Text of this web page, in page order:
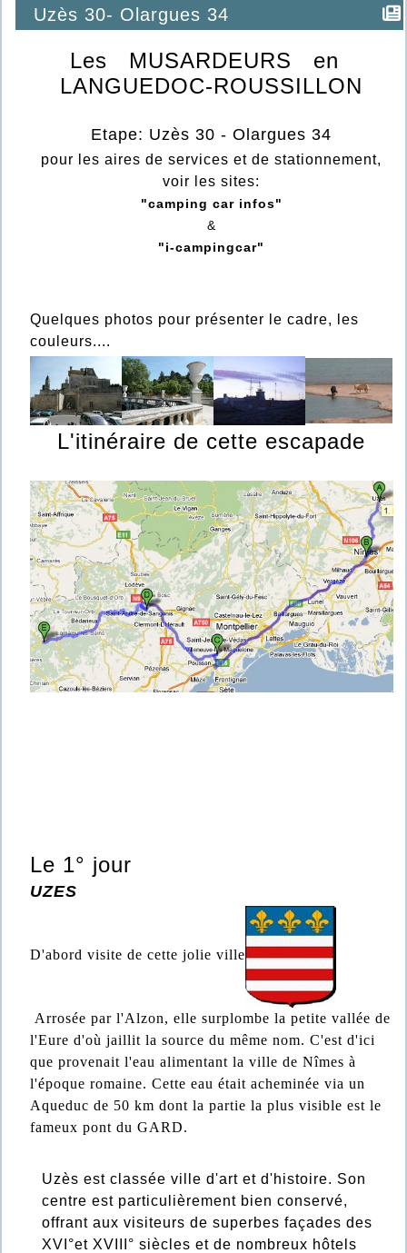
Uzès 30- Olargues 34
Les MUSARDEURS en
LANGUEDOC-ROUSSILLON
Etape: Uzès 30 - Olargues 34
pour les aires de services et de stationnement,
voir les sites:
"camping car infos"
&
"i-campingcar"
Quelques photos pour présenter le cadre, les
couleurs....
L'itinéraire de cette escapade
Le 1° jour
UZES
D'abord visite de cette jolie ville
Arrosée par l'Alzon, elle surplombe la petite vallée de
l'Eure d'où jaillit la source du même nom. C'est d'ici
que provenait l'eau alimentant la ville de Nîmes à
l'époque romaine. Cette eau était acheminée via un
Aqueduc de 50 km dont la partie la plus visible est le
fameux pont du GARD.
Uzès est classée ville d'art et d'histoire. Son
centre est particulièrement bien conservé,
offrant aux visiteurs de superbes façades des
XVI°et XVIII° siècles et de nombreux hôtels